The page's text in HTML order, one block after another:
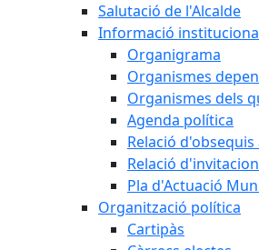
Salutació de l'Alcalde
Informació
Organigrama
Organismes
Organismes dels
Agenda política
Relació
Relació
Pla d'Actuació
Organització política
Cartipàs